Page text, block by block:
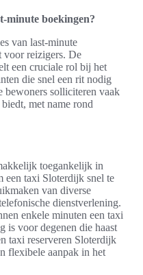
minute boekingen?
van last-minute
voor reizigers. De
een cruciale rol bij het
die snel een rit nodig
bewoners solliciteren vaak
met name rond
toegankelijk in
een taxi Sloterdijk snel te
van diverse
dienstverlening.
enkele minuten een taxi
is voor degenen die haast
taxi reserveren Sloterdijk
flexibele aanpak in het